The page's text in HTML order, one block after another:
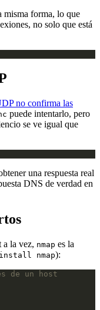
misma forma, lo que
no solo que está
no confirma las
puede intentarlo, pero
se ve igual que
una respuesta real
DNS de verdad en
a la vez, nmap es la
nmap):
de un host